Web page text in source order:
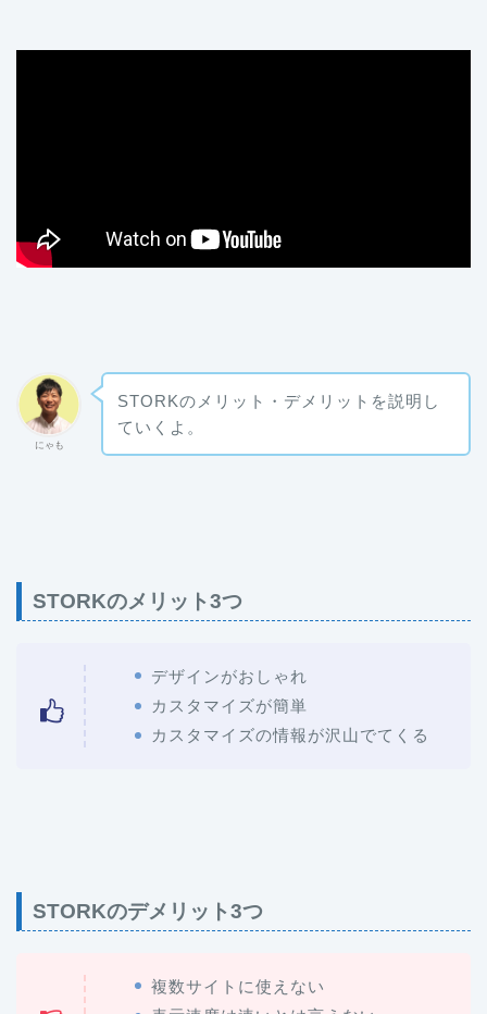
にゃも
STORKのメリット・デメリットを説明し
ていくよ。
STORKのメリット3つ
デザインがおしゃれ
カスタマイズが簡単
カスタマイズの情報が沢山でてくる
STORKのデメリット3つ
複数サイトに使えない